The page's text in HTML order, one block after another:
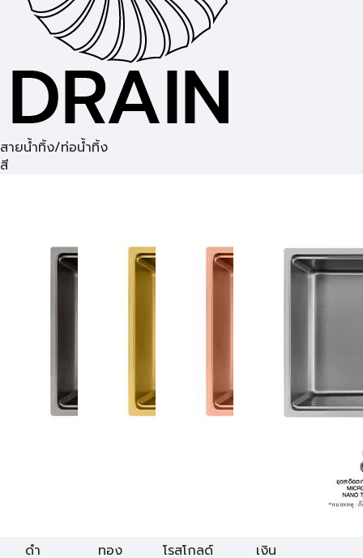
สายน้ำทิ้ง/ท่อน้ำทิ้ง
สี
ดำ ทอง โรสโกลด์ เงิน